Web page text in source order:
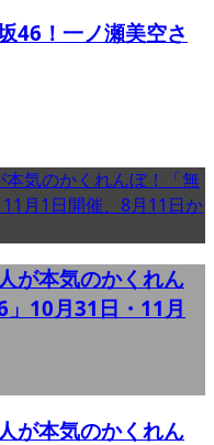
46！一ノ瀬美空さ
が本気のかくれん
10月31日・11月
が本気のかくれん